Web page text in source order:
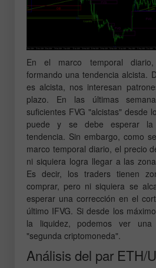
En el marco temporal diario,
formando una tendencia alcista.
es alcista, nos interesan
plazo. En las últimas
suficientes FVG "alcistas" desde
puede y se debe esperar la
tendencia. Sin embargo, como
marco temporal diario, el precio
ni siquiera logra llegar a las
Es decir, los traders tienen
comprar, pero ni siquiera se
esperar una corrección en el
último IFVG. Si desde los
la liquidez, podemos ver
"segunda criptomoneda".
Análisis del par ETH/